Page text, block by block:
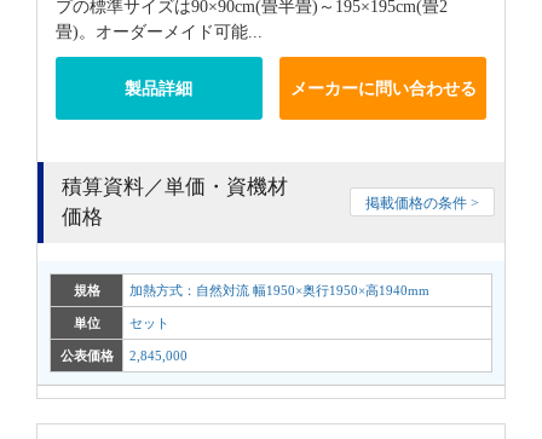
プの標準サイズは90×90cm(畳半畳)～195×195cm(畳2
畳)。オーダーメイド可能...
製品詳細 メーカーに問い合わせる
積算資料／単価・資機材
価格
掲載価格の条件 >
規格 加熱方式：自然対流 幅1950×奥行1950×高1940mm
単位 セット
公表価格 2,845,000